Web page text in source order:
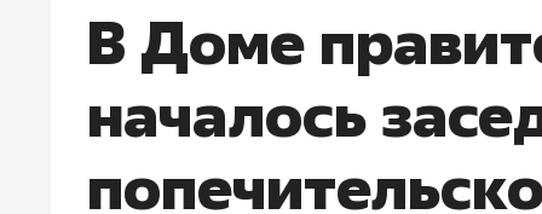
В Доме
началось
правил, бизнес может
потерять минимум
Как бизнесу выйти на зарубежные
чем интересен Оман?